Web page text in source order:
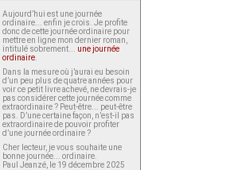
Aujourd’hui est une journée
ordinaire... enfin je crois. Je profite
donc de cette journée ordinaire pour
mettre en ligne mon dernier roman,
intitulé sobrement... une journée
ordinaire
Dans la mesure où j’aurai eu besoin
d’un peu plus de quatre années pour
voir ce petit livre achevé, ne devrais-je
pas considérer cette journée comme
extraordinaire ? Peut-être... peut-être
pas. D’une certaine façon, n’est-il pas
extraordinaire de pouvoir profiter
d’une journée ordinaire ?
Cher lecteur, je vous souhaite une
bonne journée... ordinaire.
Paul Jeanzé, le 19 décembre 2025